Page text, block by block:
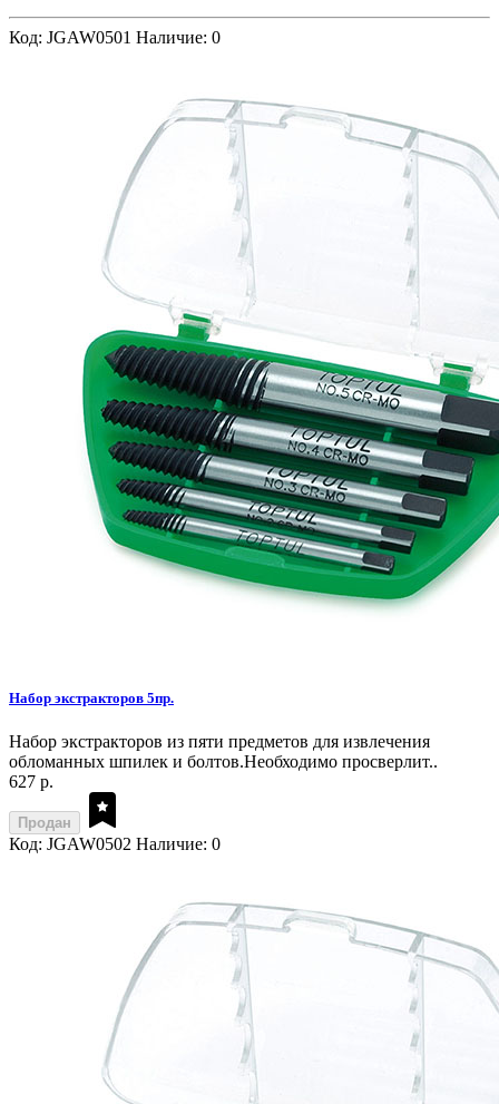
Код: JGAW0501 Наличие: 0
Набор экстракторов 5пр.
Набор экстракторов из пяти предметов для извлечения
обломанных шпилек и болтов.Необходимо просверлит..
627 р.
Продан
Код: JGAW0502 Наличие: 0